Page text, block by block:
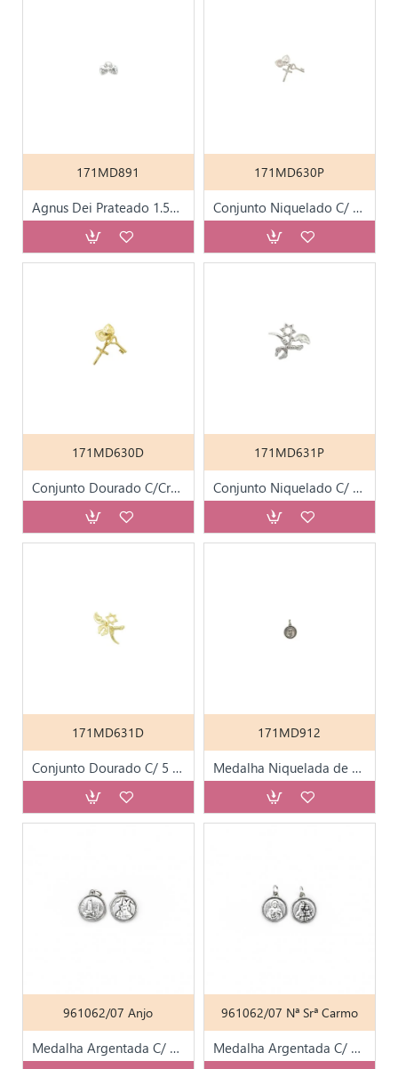
171MD891
Agnus Dei Prateado 1.5cm
171MD630P
Conjunto Niquelado C/ Cruz Chave do Céu e Agnus Dei
171MD630D
Conjunto Dourado C/Cruz Chave do Céu e Agnus Dei
171MD631P
Conjunto Niquelado C/ 5 Peças
171MD631D
Conjunto Dourado C/ 5 Peças
171MD912
Medalha Niquelada de Nª Srª de Fátima 1.5cm
961062/07 Anjo
Medalha Argentada C/ Diversos Santos T15
961062/07 Nª Srª Carmo
Medalha Argentada C/ Diversos Santos T15